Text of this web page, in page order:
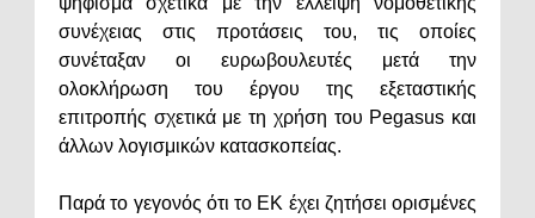
συνέχειας στις προτάσεις του, τις οποίες
συνέταξαν οι ευρωβουλευτές μετά την
ολοκλήρωση του έργου της εξεταστικής
επιτροπής σχετικά με τη χρήση του Pegasus και
άλλων λογισμικών κατασκοπείας.
Παρά το γεγονός ότι το ΕΚ έχει ζητήσει ορισμένες